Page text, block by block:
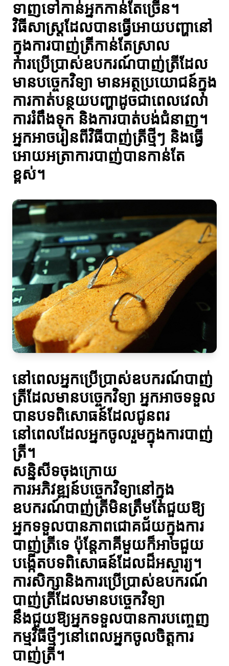
ទាញទៅកាន់អ្នកកាន់តែច្រើន។
វិធីសាស្ត្រដែលបានធ្វើអោយបញ្ហានៅ
ក្នុងការបាញ់ត្រីកាន់តែស្រាល
ការប្រើប្រាស់ឧបករណ៍បាញ់ត្រីដែល
មានបច្ចេកវិទ្យា មានអត្ថប្រយោជន៍ក្នុង
ការកាត់បន្ថយបញ្ហាដូចជាពេលវេលា
ការរំពឹងទុក និងការបាត់បង់ជំនាញ។
អ្នកអាចរៀនពីវិធីបាញ់ត្រីថ្មីៗ និងធ្វើ
អោយអត្រាការបាញ់បានកាន់តែ
ខ្ពស់។
នៅពេលអ្នកប្រើប្រាស់ឧបករណ៍បាញ់
ត្រីដែលមានបច្ចេកវិទ្យា អ្នកអាចទទួល
បានបទពិសោធន៍ដែលជូនពរ
នៅពេលដែលអ្នកចូលរួមក្នុងការបាញ់
ត្រី។
សន្និសីទចុងក្រោយ
ការអភិវឌ្ឍន៍បច្ចេកវិទ្យានៅក្នុង
ឧបករណ៍បាញ់ត្រីមិនត្រឹមតែជួយឱ្យ
អ្នកទទួលបានភាពជោគជ័យក្នុងការ
បាញ់ត្រីទេ ប៉ុន្តែភាគីមួយក៏អាចជួយ
បង្កើតបទពិសោធន៍ដែលដ៏អស្ចារ្យ។
ការសិក្សានិងការប្រើប្រាស់ឧបករណ៍
បាញ់ត្រីដែលមានបច្ចេកវិទ្យា
នឹងជួយឱ្យអ្នកទទួលបានការបញ្ចេញ
កម្មវិធីថ្មីៗនៅពេលអ្នកចូលចិត្តការ
បាញ់ត្រី។